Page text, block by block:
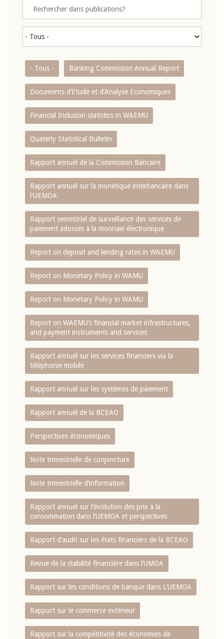
- Tous - Banking Commission Annual Report
Documents d’Etude et d’Analyse Economiques
Financial Inclusion statistics in WAEMU
Quaterly Statistical Bulletin
Rapport annuel de la Commission Bancaire
Rapport annuel sur la monétique interbancaire dans
l'UEMOA
Rapport semestriel de surveillance des services de
paiement adossés à la monnaie électronique
Report on deposit and lending rates in WAEMU
Report on Monetary Policy in WAMU
Report on Monetary Policy in WAMU
Report on WAEMU’s financial market infrastructures,
and payment instruments and services
Rapport annuel sur les services financiers via la
téléphonie mobile
Rapport annuel sur les systèmes de paiement
Rapport annuel de la BCEAO
Perspectives économiques
Note trimestrielle de conjoncture
Note trimestrielle d‘information
Rapport annuel sur l‘évolution des prix à la
consommation dans l‘UEMOA et perspectives
Rapport d‘audit sur les états financiers de la BCEAO
Revue de la stabilité financière dans l‘UMOA
Rapport sur les conditions de banque dans L‘UEMOA
Rapport sur le commerce extérieur
Rapport sur la compétitivité des économies de